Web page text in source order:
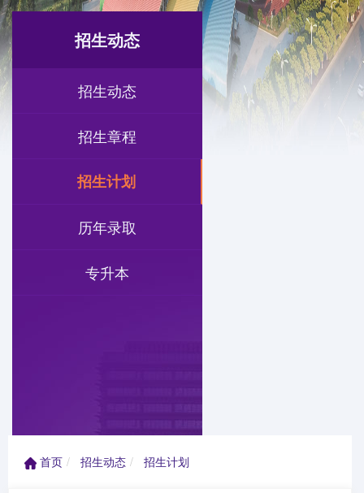
招生动态
招生动态
招生章程
招生计划
历年录取
专升本
首页 招生动态 招生计划